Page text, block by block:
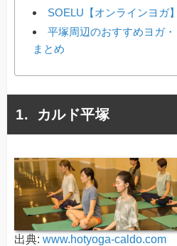
SOELU【オンラインヨガ】
平塚周辺のおすすめヨガ
まとめ
カルド平塚
出典: www.hotyoga-caldo.com